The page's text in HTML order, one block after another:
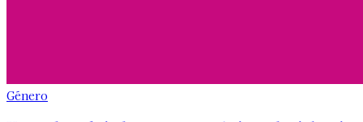
Género